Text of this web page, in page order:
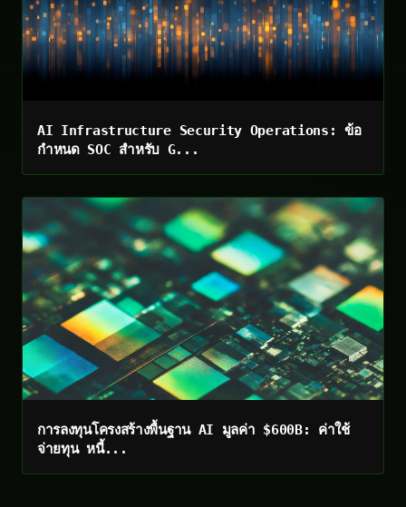
AI Infrastructure Security Operations: ข้อ
กำหนด SOC สำหรับ G...
การลงทุนโครงสร้างพื้นฐาน AI มูลค่า $600B: ค่าใช้
จ่ายทุน หนี้...